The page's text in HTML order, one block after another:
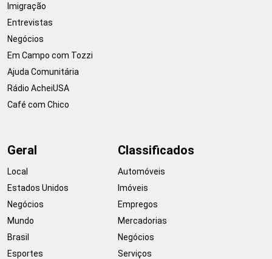
Imigração
Entrevistas
Negócios
Em Campo com Tozzi
Ajuda Comunitária
Rádio AcheiUSA
Café com Chico
Geral
Local
Estados Unidos
Negócios
Mundo
Brasil
Esportes
Classificados
Automóveis
Imóveis
Empregos
Mercadorias
Negócios
Serviços